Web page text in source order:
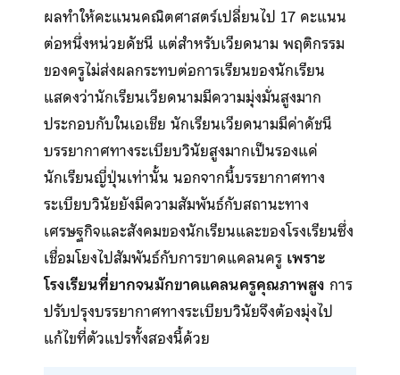
ผลทำให้คะแนนคณิตศาสตร์เปลี่ยนไป 17 คะแนน
ต่อหนึ่งหน่วยดัชนี แต่สำหรับเวียดนาม พฤติกรรม
ของครูไม่ส่งผลกระทบต่อการเรียนของนักเรียน
แสดงว่านักเรียนเวียดนามมีความมุ่งมั่นสูงมาก
ประกอบกับในเอเชีย นักเรียนเวียดนามมีค่าดัชนี
บรรยากาศทางระเบียบวินัยสูงมากเป็นรองแค่
นักเรียนญี่ปุ่นเท่านั้น นอกจากนี้บรรยากาศทาง
ระเบียบวินัยยังมีความสัมพันธ์กับสถานะทาง
เศรษฐกิจและสังคมของนักเรียนและของโรงเรียนซึ่ง
เชื่อมโยงไปสัมพันธ์กับการขาดแคลนครู เพราะ
โรงเรียนที่ยากจนมักขาดแคลนครูคุณภาพสูง การ
ปรับปรุงบรรยากาศทางระเบียบวินัยจึงต้องมุ่งไป
แก้ไขที่ตัวแปรทั้งสองนี้ด้วย